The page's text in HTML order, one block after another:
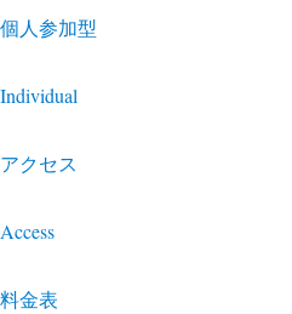
個人参加型
Individual
アクセス
Access
料金表